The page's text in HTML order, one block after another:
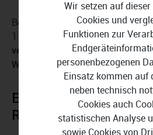
Behalten Sie mit ESET Home
1 Jahr den Überblick über alle
verhindern Sie unbefugte
Webcam
ESET geht sparsam
Ressourcen um
Wir setzen auf dieser
Cookies und
Funktionen zur
personenbezogenen
Einsatz kommen auf
neben technisch
Cookies auch
statistischen Analyse
sowie Cookies von